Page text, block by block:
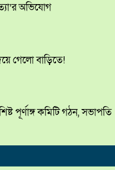
অভিযোগ
গেলো বাড়িতে!
পূর্ণাঙ্গ কমিটি গঠন, সভাপতি